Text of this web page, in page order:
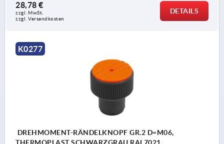
28,78 €
zzgl. MwSt.
zzgl. Versandkosten
DETAILS
K0277
DREHMOMENT-RÄNDELKNOPF GR.2 D=M06,